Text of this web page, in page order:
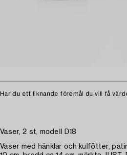
Har du ett liknande föremål du vill få
Vaser, 2 st, modell D18
Vaser med hänklar och kulfötter,